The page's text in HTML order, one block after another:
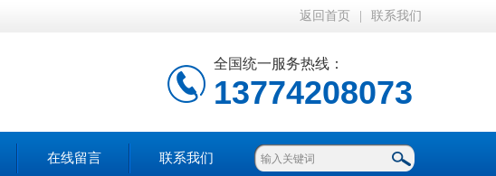
返回首页 联系我们
全国统一服务热线：
13774208073
在线留言 联系我们